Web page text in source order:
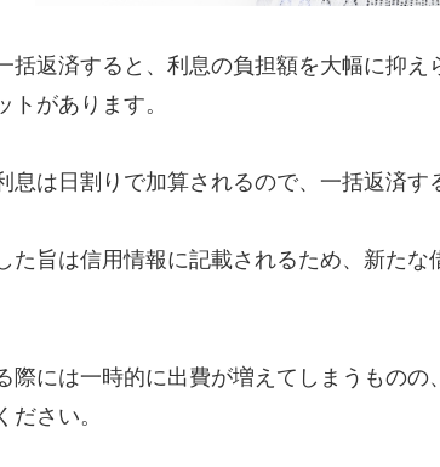
括返済すると、利息の負担額を大幅に抑
トがあります。
息は日割りで加算されるので、一括返済す
た旨は信用情報に記載されるため、新た
際には一時的に出費が増えてしまうもの
ださい。